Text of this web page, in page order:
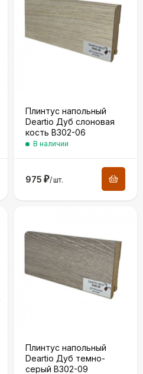
Плинтус напольный
Deartio Дуб слоновая
кость B302-06
В наличии
975 ₽/шт.
Плинтус напольный
Deartio Дуб темно-
серый B302-09